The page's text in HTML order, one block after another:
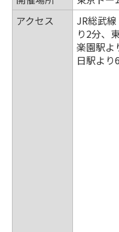
アクセス
JR総武
り2分、
楽園駅よ
日駅より